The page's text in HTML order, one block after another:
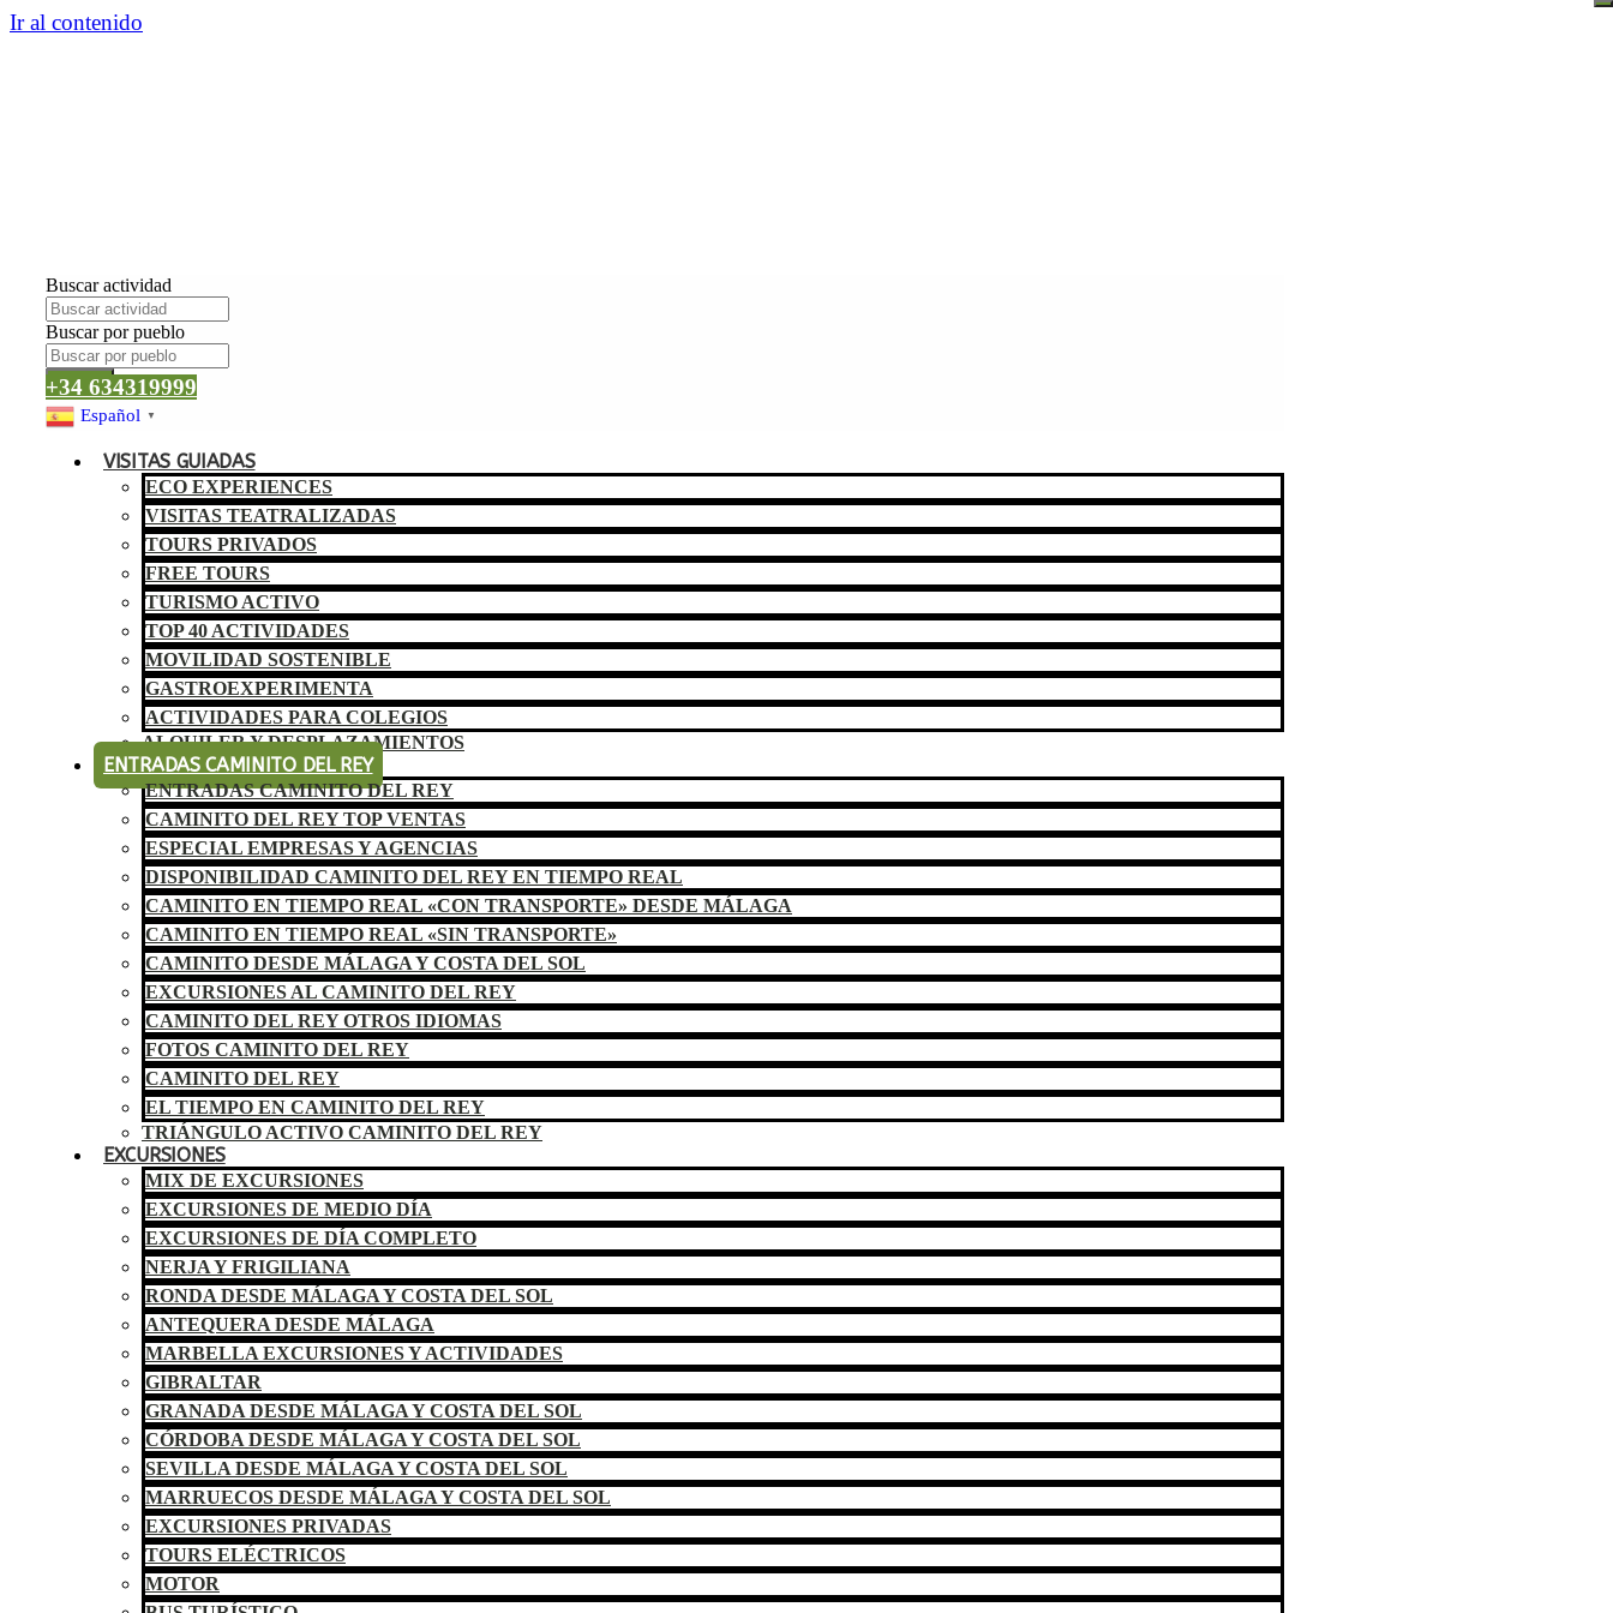
Ir al contenido
Buscar actividad
Buscar por pueblo
Buscar
+34 634319999
Español ▼
VISITAS GUIADAS
ECO EXPERIENCES
VISITAS TEATRALIZADAS
TOURS PRIVADOS
FREE TOURS
TURISMO ACTIVO
TOP 40 ACTIVIDADES
MOVILIDAD SOSTENIBLE
GASTROEXPERIMENTA
ACTIVIDADES PARA COLEGIOS
ALQUILER Y DESPLAZAMIENTOS
ENTRADAS CAMINITO DEL REY
ENTRADAS CAMINITO DEL REY
CAMINITO DEL REY TOP VENTAS
ESPECIAL EMPRESAS Y AGENCIAS
DISPONIBILIDAD CAMINITO DEL REY EN TIEMPO REAL
CAMINITO EN TIEMPO REAL «CON TRANSPORTE» DESDE MÁLAGA
CAMINITO EN TIEMPO REAL «SIN TRANSPORTE»
CAMINITO DESDE MÁLAGA Y COSTA DEL SOL
EXCURSIONES AL CAMINITO DEL REY
CAMINITO DEL REY OTROS IDIOMAS
FOTOS CAMINITO DEL REY
CAMINITO DEL REY
EL TIEMPO EN CAMINITO DEL REY
TRIÁNGULO ACTIVO CAMINITO DEL REY
EXCURSIONES
MIX DE EXCURSIONES
EXCURSIONES DE MEDIO DÍA
EXCURSIONES DE DÍA COMPLETO
NERJA Y FRIGILIANA
RONDA DESDE MÁLAGA Y COSTA DEL SOL
ANTEQUERA DESDE MÁLAGA
MARBELLA EXCURSIONES Y ACTIVIDADES
GIBRALTAR
GRANADA DESDE MÁLAGA Y COSTA DEL SOL
CÓRDOBA DESDE MÁLAGA Y COSTA DEL SOL
SEVILLA DESDE MÁLAGA Y COSTA DEL SOL
MARRUECOS DESDE MÁLAGA Y COSTA DEL SOL
EXCURSIONES PRIVADAS
TOURS ELÉCTRICOS
MOTOR